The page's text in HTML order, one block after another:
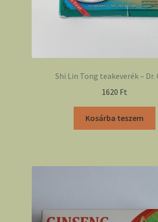
Shi Lin Tong teakeverék – Dr.
1620 Ft
Kosárba teszem